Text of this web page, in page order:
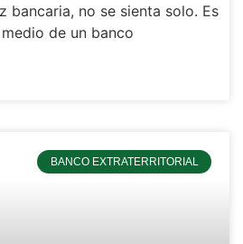
bancaria, no se sienta solo. Es
de un banco
BANCO EXTRATERRITORIAL